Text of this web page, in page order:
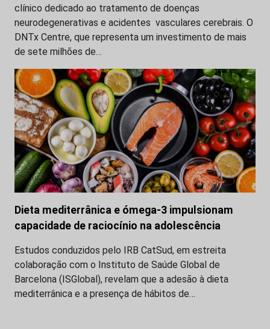
clínico dedicado ao tratamento de doenças
neurodegenerativas e acidentes vasculares cerebrais. O
DNTx Centre, que representa um investimento de mais
de sete milhões de…
Dieta mediterrânica e ómega-3 impulsionam
capacidade de raciocínio na adolescência
Estudos conduzidos pelo IRB CatSud, em estreita
colaboração com o Instituto de Saúde Global de
Barcelona (ISGlobal), revelam que a adesão à dieta
mediterrânica e a presença de hábitos de…